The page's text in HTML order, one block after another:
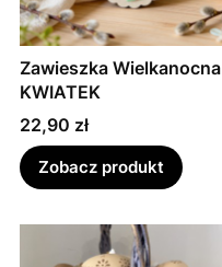
Zawieszka Wielkanocna
KWIATEK
Cena
22,90 zł
Zobacz produkt